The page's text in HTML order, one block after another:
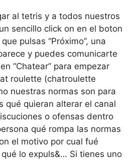
al tetris y a todos nuestros
sencillo click on en el boton
pulsas “Próximo”, una
y puedes comunicarte
“Chatear” para empezar
roulette (chatroulette
nuestras normas son para
qué quieran alterar el canal
o ofensas dentro
qué rompa las normas
el motivo por cual fué
lo expuls&… Si tienes uno